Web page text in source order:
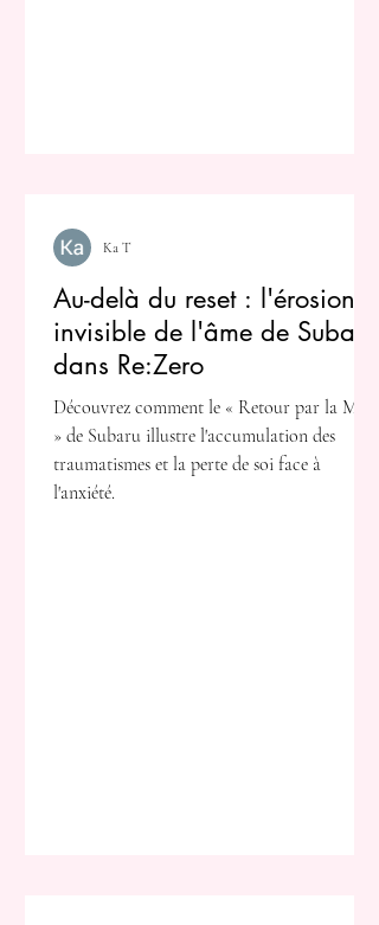
Au-delà du reset : l'érosion
invisible de l'âme de Subaru
dans Re:Zero
Découvrez comment le « Retour par la Mort
» de Subaru illustre l'accumulation des
traumatismes et la perte de soi face à
l'anxiété.
Ka T